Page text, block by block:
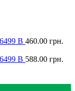
B 460.00 грн.
B 588.00 грн.